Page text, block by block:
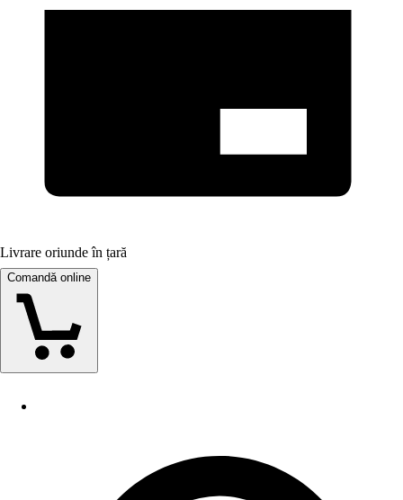
Livrare oriunde în țară
Comandă online